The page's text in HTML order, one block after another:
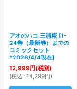
アオのハコ 三浦糀 [1-
24巻（最新巻）までの
コミックセット
*2026/4/4現在]
12,999円(税別)
(税込 : 14,299円)